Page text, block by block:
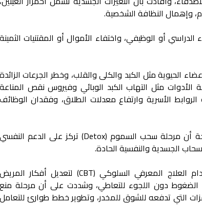
وإهمال النظافة الشخصية.
أو الوظيفي، واختفاء الأموال أو المقتنيات الثمينة
الحيوية مثل الكبد والكلى والقلب، وخطر الجرعات الزائدة
الأدوات مثل التهاب الكبد الوبائي وفيروس نقص المناعة
الأسرية وارتفاع معدلات الطلاق، وفقدان الوظائف
وتحدثت عن التعامل النفسي خلال مراحل العلاج، موضحة أن مرحلة سحب السموم (Detox) تركز على الدعم النفسي
الجسدية والنفسية الحادة.
وأضافت أن مرحلة التأهيل النفسي تعتمد على استخدام العلاج المعرفي السلوكي (CBT) لتعديل أفكار المريض
الضغوط دون اللجوء للتعاطي، وشددت على أن مرحلة منع
التي تدفعه للشوق للمخدر، وتطوير خطط طوارئ للتعامل